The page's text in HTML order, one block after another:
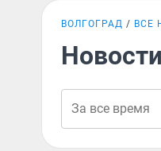
ВОЛГОГРАД ВСЕ